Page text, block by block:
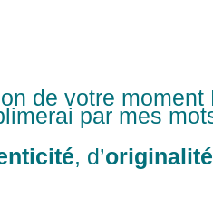
de votre
par mes
, d’originalité